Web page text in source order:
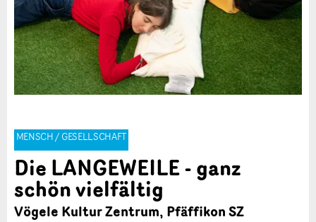
MENSCH / GESELLSCHAFT
Die LANGEWEILE - ganz
schön vielfältig
Vögele Kultur Zentrum, Pfäffikon SZ